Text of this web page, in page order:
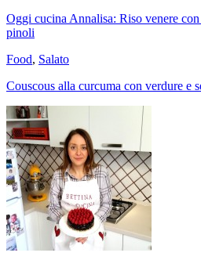
Oggi cucina Annalisa: Riso venere
pinoli
Food, Salato
Couscous alla curcuma con verdure e